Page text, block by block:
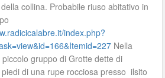
collina. Probabile riuso abitativo in
index.php?
Nella
piccolo gruppo di Grotte dette di
di una rupe rocciosa presso ilsito